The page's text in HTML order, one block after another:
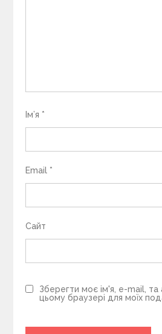
Ім’я *
Email *
Сайт
Зберегти моє ім'я, e-mail,
цьому браузері для моїх